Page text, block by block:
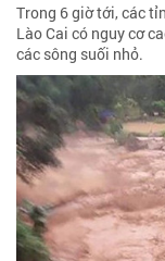
Trong 6 giờ tới, các
Lào Cai có nguy cơ
các sông suối nhỏ.